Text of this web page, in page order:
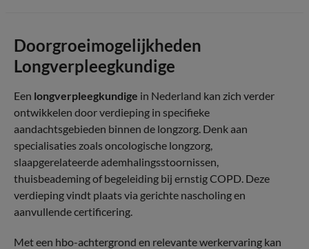
Doorgroeimogelijkheden
Longverpleegkundige
Een longverpleegkundige in Nederland kan zich verder
ontwikkelen door verdieping in specifieke
aandachtsgebieden binnen de longzorg. Denk aan
specialisaties zoals oncologische longzorg,
slaapgerelateerde ademhalingsstoornissen,
thuisbeademing of begeleiding bij ernstig COPD. Deze
verdieping vindt plaats via gerichte nascholing en
aanvullende certificering.
Met een hbo-achtergrond en relevante werkervaring kan